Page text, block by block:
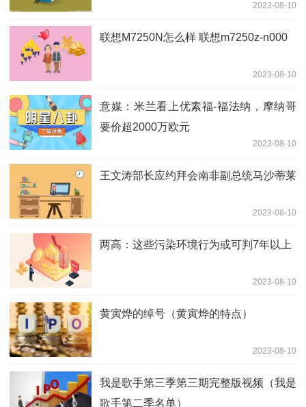
2023-08-10
联想M7250N怎么样 联想m7250z-n000
2023-08-10
意媒：米兰看上优素福-福法纳，摩纳哥
要价超2000万欧元
2023-08-10
王文涛部长应约拜会南非副总统马沙蒂莱
2023-08-10
两高：这些污染环境行为或可判7年以上
2023-08-10
黄寅烨的绰号（黄寅烨的特点）
2023-08-10
我是歌手第三季第三期完整版视频（我是
歌手第二季名单）